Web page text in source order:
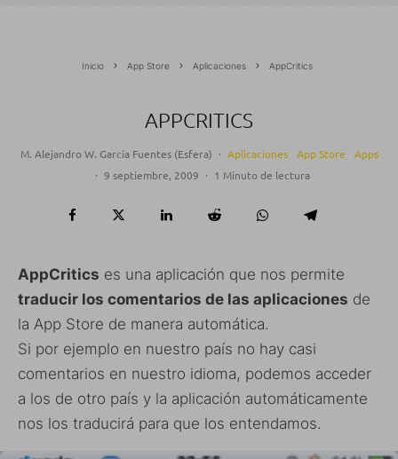
Inicio App Store Aplicaciones AppCritics
APPCRITICS
M. Alejandro W. García Fuentes (Esfera) · Aplicaciones App Store
Apps
· 9 septiembre, 2009 · 1 Minuto de lectura
AppCritics es una aplicación que nos permite
traducir los comentarios de las aplicaciones de
la App Store de manera automática.
Si por ejemplo en nuestro país no hay casi
comentarios en nuestro idioma, podemos acceder
a los de otro país y la aplicación automáticamente
nos los traducirá para que los entendamos.